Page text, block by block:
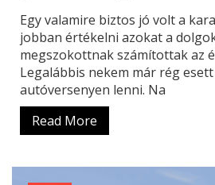
Egy valamire biztos jó volt a
jobban értékelni azokat a
megszokottnak számítottak az
Legalábbis nekem már rég
autóversenyen lenni. Na
Read More